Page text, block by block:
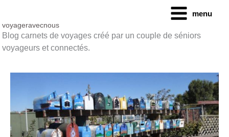
contenu
menu
voyageravecnous
Blog carnets de voyages créé par un couple de séniors
voyageurs et connectés.